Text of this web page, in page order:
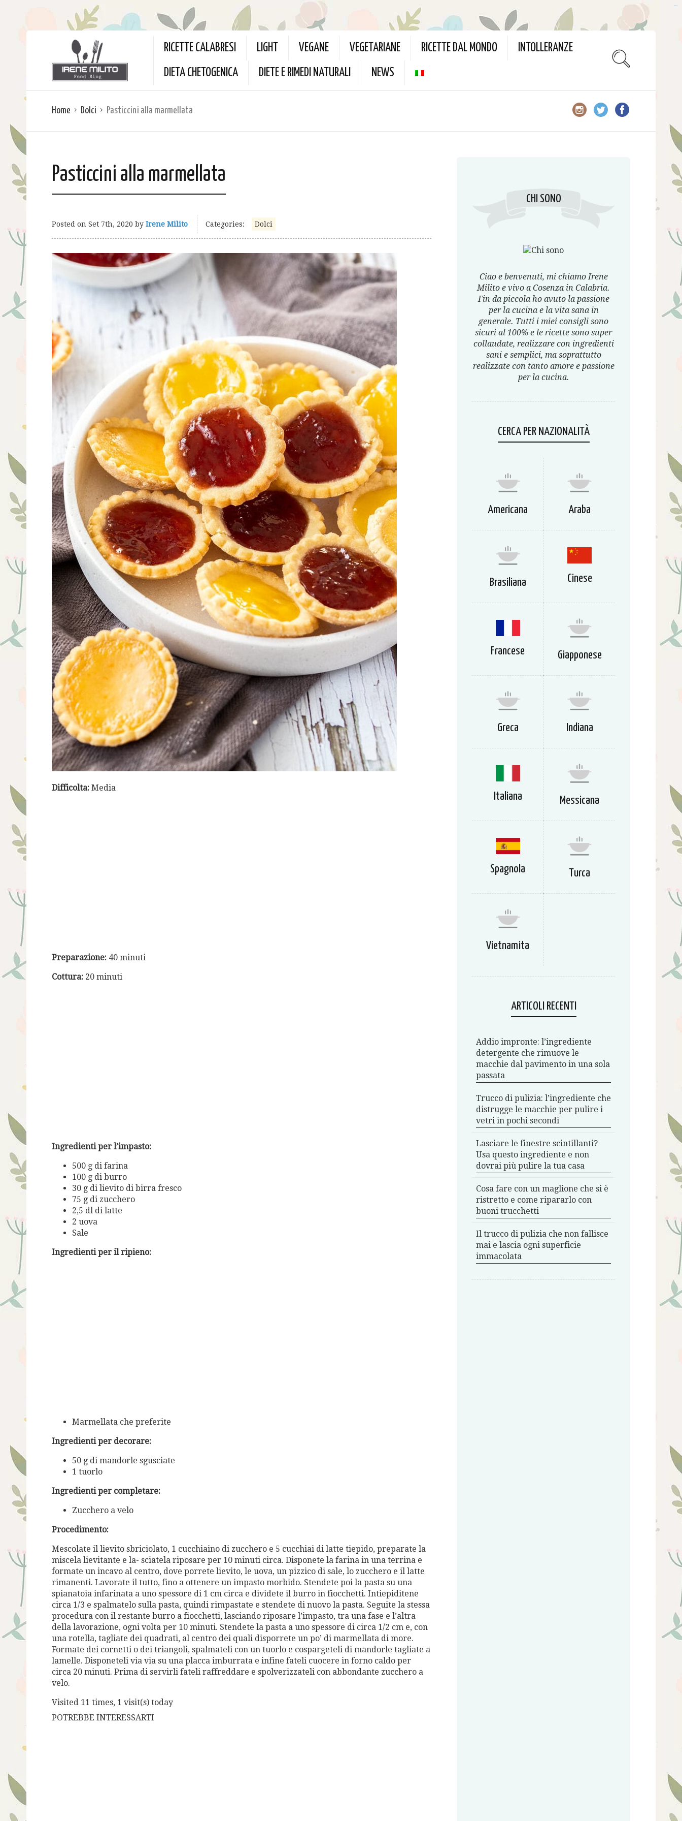
RICETTE CALABRESI LIGHT VEGANE VEGETARIANE RICETTE DAL MONDO INTOLLERANZE
DIETA CHETOGENICA DIETE E RIMEDI NATURALI NEWS
Home Dolci Pasticcini alla marmellata
Pasticcini alla marmellata
Posted on Set 7th, 2020 by Irene Milito Categories: Dolci
Difficolta: Media
Preparazione: 40 minuti
Cottura: 20 minuti
Ingredienti per l’impasto:
500 g di farina
100 g di burro
30 g di lievito di birra fresco
75 g di zucchero
2,5 dl di latte
2 uova
Sale
Ingredienti per il ripieno:
Marmellata che preferite
Ingredienti per decorare:
50 g di mandorle sgusciate
1 tuorlo
Ingredienti per completare:
Zucchero a velo
Procedimento:
Mescolate il lievito sbriciolato, 1 cucchiaino di zucchero e 5 cucchiai di latte tiepido, preparate la
miscela lievitante e la- sciatela riposare per 10 minuti circa. Disponete la farina in una terrina e
formate un incavo al centro, dove porrete lievito, le uova, un pizzico di sale, lo zucchero e il latte
rimanenti. Lavorate il tutto, fino a ottenere un impasto morbido. Stendete poi la pasta su una
spianatoia infarinata a uno spessore di 1 cm circa e dividete il burro in fiocchetti. Intiepiditene
circa 1/3 e spalmatelo sulla pasta, quindi rimpastate e stendete di nuovo la pasta. Seguite la stessa
procedura con il restante burro a fiocchetti, lasciando riposare l’impasto, tra una fase e l’altra
della lavorazione, ogni volta per 10 minuti. Stendete la pasta a uno spessore di circa 1/2 cm e, con
una rotella, tagliate dei quadrati, al centro dei quali disporrete un po’ di marmellata di more.
Formate dei cornetti o dei triangoli, spalmateli con un tuorlo e cospargeteli di mandorle tagliate a
lamelle. Disponeteli via via su una placca imburrata e infine fateli cuocere in forno caldo per
circa 20 minuti. Prima di servirli fateli raffreddare e spolverizzateli con abbondante zucchero a
velo.
Visited 11 times, 1 visit(s) today
POTREBBE INTERESSARTI
CHI SONO
Ciao e benvenuti, mi chiamo Irene
Milito e vivo a Cosenza in Calabria.
Fin da piccola ho avuto la passione
per la cucina e la vita sana in
generale. Tutti i miei consigli sono
sicuri al 100% e le ricette sono super
collaudate, realizzare con ingredienti
sani e semplici, ma soprattutto
realizzate con tanto amore e passione
per la cucina.
CERCA PER NAZIONALITÀ
Americana Araba
Brasiliana Cinese
Francese Giapponese
Greca Indiana
Italiana Messicana
Spagnola Turca
Vietnamita
ARTICOLI RECENTI
Addio impronte: l’ingrediente
detergente che rimuove le
macchie dal pavimento in una sola
passata
Trucco di pulizia: l’ingrediente che
distrugge le macchie per pulire i
vetri in pochi secondi
Lasciare le finestre scintillanti?
Usa questo ingrediente e non
dovrai più pulire la tua casa
Cosa fare con un maglione che si è
ristretto e come ripararlo con
buoni trucchetti
Il trucco di pulizia che non fallisce
mai e lascia ogni superficie
immacolata